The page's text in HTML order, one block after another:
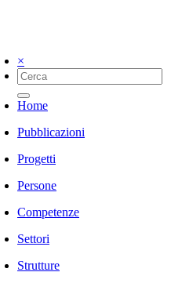
×
Home
Pubblicazioni
Progetti
Persone
Competenze
Settori
Strutture